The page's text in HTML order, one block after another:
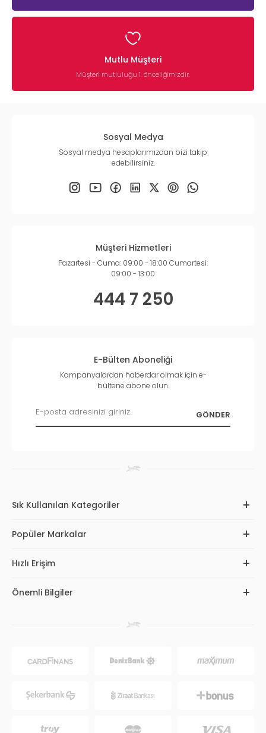
Mutlu Müşteri
Müşteri mutluluğu 1. önceliğimizdir.
Sosyal Medya
Sosyal medya hesaplarımızdan bizi takip
edebilirsiniz.
Müşteri Hizmetleri
Pazartesi - Cuma: 09:00 - 18:00 Cumartesi:
09:00 - 13:00
444 7 250
E-Bülten Aboneliği
Kampanyalardan haberdar olmak için e-
bültene abone olun.
Sık Kullanılan Kategoriler
Popüler Markalar
Hızlı Erişim
Önemli Bilgiler